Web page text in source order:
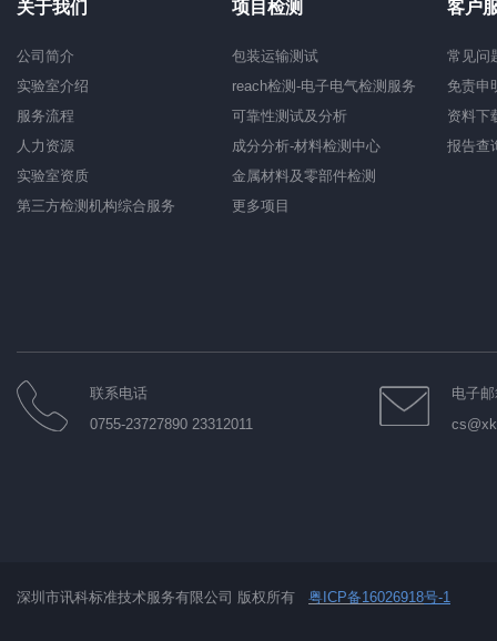
关于我们
公司简介
实验室介绍
服务流程
人力资源
实验室资质
第三方检测机构综合服务
项目检测
包装运输测试
reach检测-电子电气检测服务
可靠性测试及分析
成分分析-材料检测中心
金属材料及零部件检测
更多项目
客户
常见问
免责申
资料下
报告查
联系电话
0755-23727890 23312011
电子
深圳市讯科标准技术服务有限公司 版权所有 粤ICP备16026918号-1